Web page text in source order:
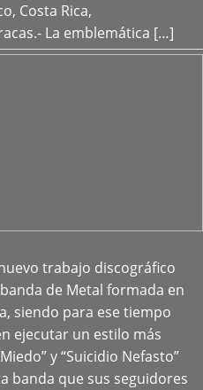
Costa Rica,
La emblemática […]
trabajo discográfico
de Metal formada en
siendo para ese tiempo
ejecutar un estilo más
y “Suicidio Nefasto”
banda que sus seguidores